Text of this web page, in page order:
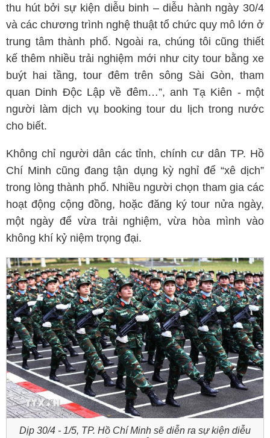
thu hút bởi sự kiện diễu binh – diễu hành ngày 30/4
và các chương trình nghệ thuật tổ chức quy mô lớn ở
trung tâm thành phố. Ngoài ra, chúng tôi cũng thiết
kế thêm nhiều trải nghiệm mới như city tour bằng xe
buýt hai tầng, tour đêm trên sông Sài Gòn, tham
quan Dinh Độc Lập về đêm…”, anh Tạ Kiên - một
người làm dịch vụ booking tour du lịch trong nước
cho biết.
Không chỉ người dân các tỉnh, chính cư dân TP. Hồ
Chí Minh cũng đang tận dụng kỳ nghỉ để “xê dịch”
trong lòng thành phố. Nhiều người chọn tham gia các
hoạt động cộng đồng, hoặc đăng ký tour nửa ngày,
một ngày để vừa trải nghiệm, vừa hòa mình vào
không khí kỷ niệm trọng đại.
Dịp 30/4 - 1/5, TP. Hồ Chí Minh sẽ diễn ra sự kiện diễu